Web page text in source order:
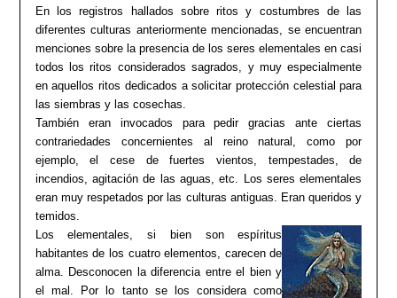
En los registros hallados sobre ritos y costumbres de las
diferentes culturas anteriormente mencionadas, se encuentran
menciones sobre la presencia de los seres elementales en casi
todos los ritos considerados sagrados, y muy especialmente
en aquellos ritos dedicados a solicitar protección celestial para
las siembras y las cosechas.
También eran invocados para pedir gracias ante ciertas
contrariedades concernientes al reino natural, como por
ejemplo, el cese de fuertes vientos, tempestades, de
incendios, agitación de las aguas, etc. Los seres elementales
eran muy respetados por las culturas antiguas. Eran queridos y
temidos.
Los elementales, si bien son espíritus
habitantes de los cuatro elementos, carecen de
alma. Desconocen la diferencia entre el bien y
el mal. Por lo tanto se los considera como